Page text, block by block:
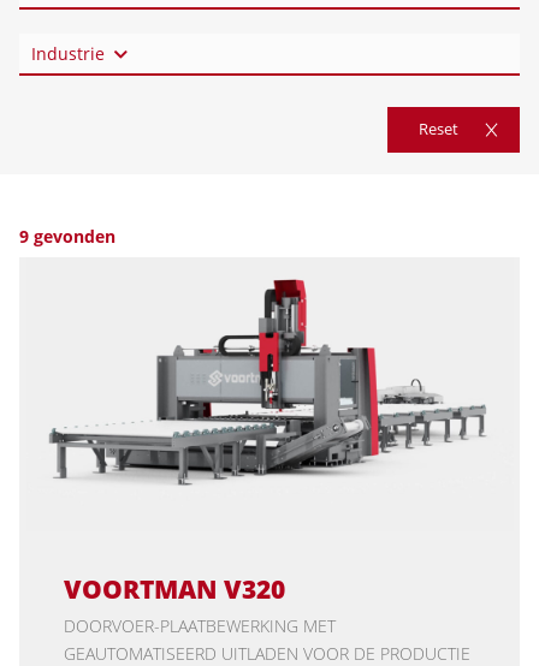
Industrie
Reset
9 gevonden
VOORTMAN V320
DOORVOER-PLAATBEWERKING MET
GEAUTOMATISEERD UITLADEN VOOR DE PRODUCTIE